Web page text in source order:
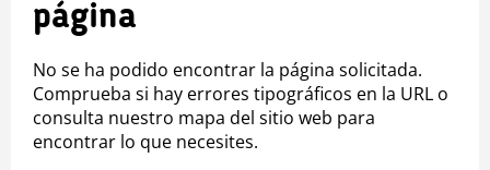
página
No se ha podido encontrar la página solicitada.
Comprueba si hay errores tipográficos en la URL o
consulta nuestro mapa del sitio web para
encontrar lo que necesites.